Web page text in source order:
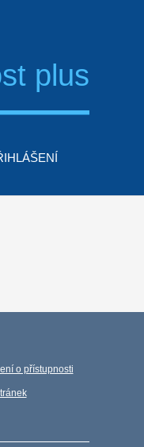
plus
o přístupnosti